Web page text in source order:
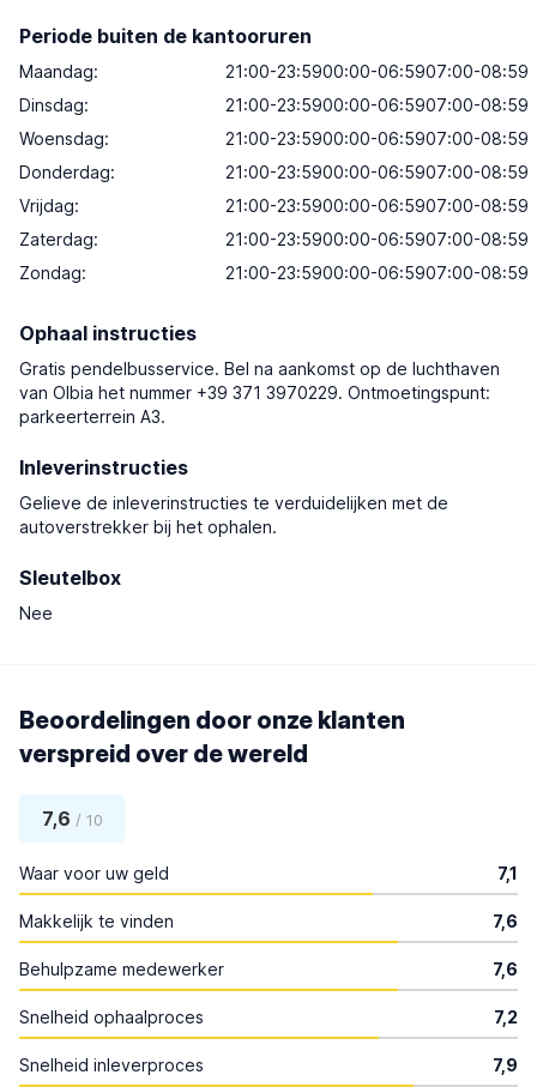
Periode buiten de kantooruren
Maandag:
21:00-23:5900:00-06:5907:00-08:59
Dinsdag:
21:00-23:5900:00-06:5907:00-08:59
Woensdag:
21:00-23:5900:00-06:5907:00-08:59
Donderdag:
21:00-23:5900:00-06:5907:00-08:59
Vrijdag:
21:00-23:5900:00-06:5907:00-08:59
Zaterdag:
21:00-23:5900:00-06:5907:00-08:59
Zondag:
21:00-23:5900:00-06:5907:00-08:59
Ophaal instructies
Gratis pendelbusservice. Bel na aankomst op de luchthaven
van Olbia het nummer +39 371 3970229. Ontmoetingspunt:
parkeerterrein A3.
Inleverinstructies
Gelieve de inleverinstructies te verduidelijken met de
autoverstrekker bij het ophalen.
Sleutelbox
Nee
Beoordelingen door onze klanten
verspreid over de wereld
7,6 / 10
Waar voor uw geld 7,1
Makkelijk te vinden 7,6
Behulpzame medewerker 7,6
Snelheid ophaalproces 7,2
Snelheid inleverproces 7,9